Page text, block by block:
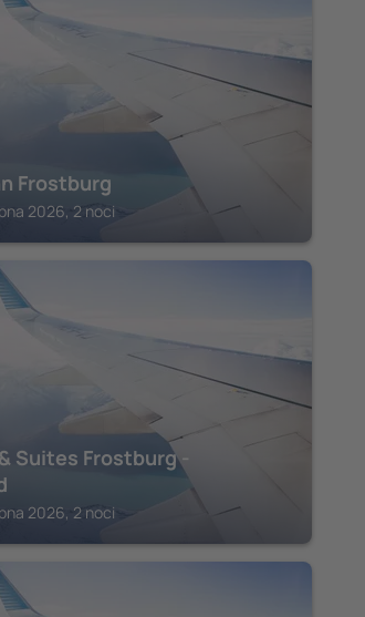
Frostburg
2026, 2 noci
Suites Frostburg -
2026, 2 noci